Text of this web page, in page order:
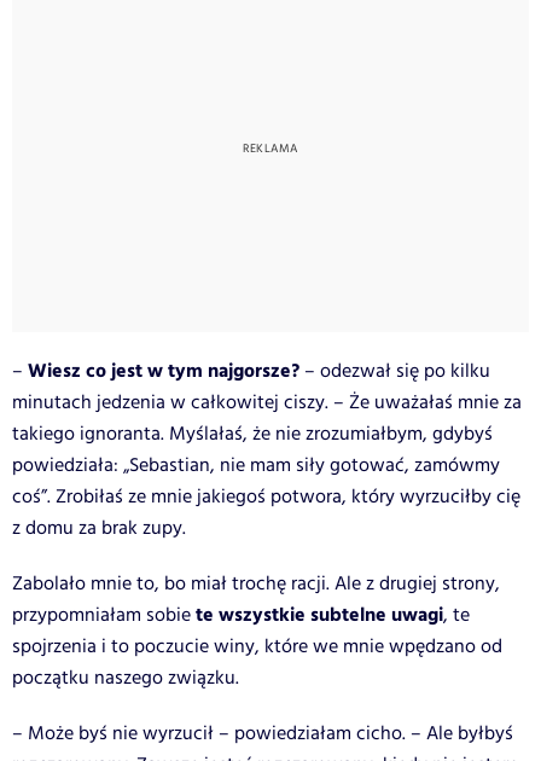
– Wiesz co jest w tym najgorsze? – odezwał się po kilku
minutach jedzenia w całkowitej ciszy. – Że uważałaś mnie za
takiego ignoranta. Myślałaś, że nie zrozumiałbym, gdybyś
powiedziała: „Sebastian, nie mam siły gotować, zamówmy
coś”. Zrobiłaś ze mnie jakiegoś potwora, który wyrzuciłby cię
z domu za brak zupy.
Zabolało mnie to, bo miał trochę racji. Ale z drugiej strony,
przypomniałam sobiete wszystkie subtelne uwagi, te
spojrzenia i to poczucie winy, które we mnie wpędzano od
początku naszego związku.
– Może byś nie wyrzucił – powiedziałam cicho. – Ale byłbyś